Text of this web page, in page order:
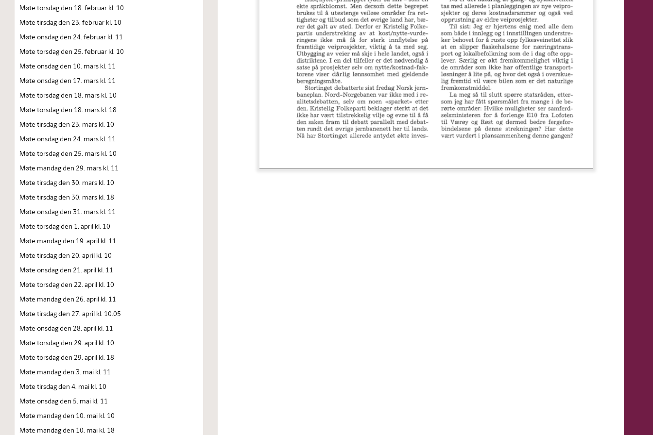
Møte torsdag den 18. februar kl. 10
Møte tirsdag den 23. februar kl. 10
Møte onsdag den 24. februar kl. 11
Møte torsdag den 25. februar kl. 10
Møte onsdag den 10. mars kl. 11
Møte onsdag den 17. mars kl. 11
Møte torsdag den 18. mars kl. 10
Møte torsdag den 18. mars kl. 18
Møte tirsdag den 23. mars kl. 10
Møte onsdag den 24. mars kl. 11
Møte torsdag den 25. mars kl. 10
Møte mandag den 29. mars kl. 11
Møte tirsdag den 30. mars kl. 10
Møte tirsdag den 30. mars kl. 18
Møte onsdag den 31. mars kl. 11
Møte torsdag den 1. april kl. 10
Møte mandag den 19. april kl. 11
Møte tirsdag den 20. april kl. 10
Møte onsdag den 21. april kl. 11
Møte torsdag den 22. april kl. 10
Møte mandag den 26. april kl. 11
Møte tirsdag den 27. april kl. 10.05
Møte onsdag den 28. april kl. 11
Møte torsdag den 29. april kl. 10
Møte torsdag den 29. april kl. 18
Møte mandag den 3. mai kl. 11
Møte tirsdag den 4. mai kl. 10
Møte onsdag den 5. mai kl. 11
Møte mandag den 10. mai kl. 10
Møte mandag den 10. mai kl. 18